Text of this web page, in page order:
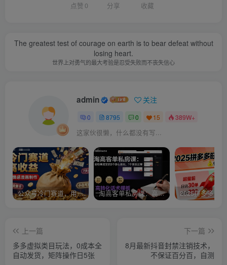
点赞 0 分享 收藏
The greatest test of courage on earth is to bear defeat without
losing heart.
世界上对勇气的最大考验是忍受失败而不丧失信心
admin 关注
0 8795 0 15 389W+
这家伙很懒，什么都没有写...
公众号冷门赛道，用AI做情感漫画，7天开通流量主，操作简单，小白可玩 淘高客单私房课：高客单成交的3个核心基础，1个实操法宝
上一篇
多多虚拟类目玩法，0成本全
自动发货，矩阵操作日5张
下一篇
8月最新抖音封禁注销技术，
不保证百分百，自测